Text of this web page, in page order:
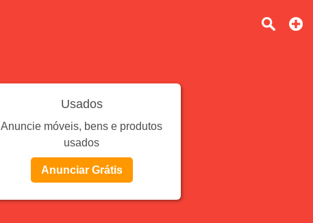
Usados
Anuncie móveis, bens e produtos
usados
Anunciar Grátis